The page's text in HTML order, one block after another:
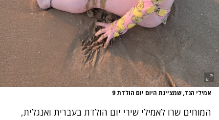
אמילי הנד, שמציינת היום יום הולדת 9
המוחים שרו לאמילי שירי יום הולדת בעברית ואנגלית,